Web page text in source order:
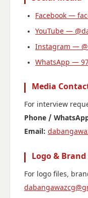
Facebook —
YouTube —
Instagram —
WhatsApp —
Media
For interview
Phone /
Email:
Logo & Brand
For logo files,